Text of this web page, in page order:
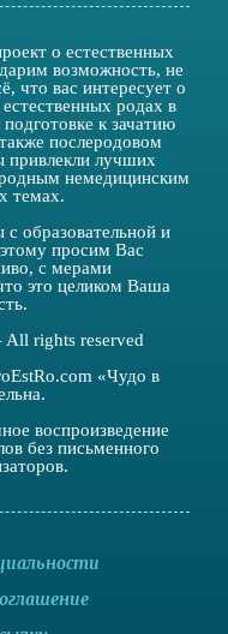
о естественных
возможность, не
что вас интересует о
родах в
к зачатию
послеродовом
лучших
немедицинским
темах.
образовательной и
просим Вас
с мерами
это целиком Ваша
All rights reserved
«Чудо в
воспроизведение
без письменного